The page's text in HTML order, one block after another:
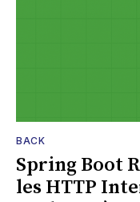
BACK
Spring Boot
les HTTP